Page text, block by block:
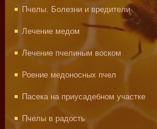
Пчелы. Болезни и вредители
Лечение медом
Лечение пчелиным воском
Роение медоносных пчел
Пасека на приусадебном участке
Пчелы в радость